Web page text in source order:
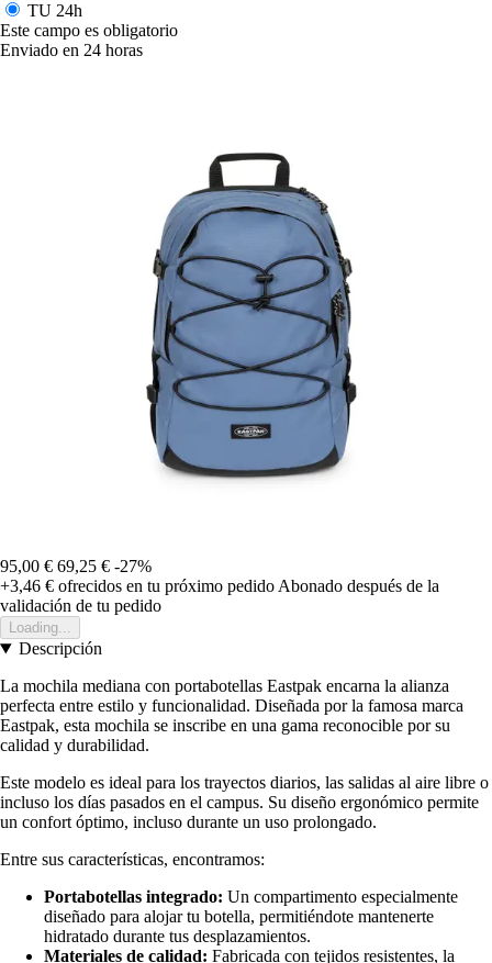
TU 24h
Este campo es obligatorio
Enviado en 24 horas
95,00 € 69,25 € -27%
+3,46 € ofrecidos en tu próximo pedido Abonado después de la
validación de tu pedido
Loading...
Descripción
La mochila mediana con portabotellas Eastpak encarna la alianza
perfecta entre estilo y funcionalidad. Diseñada por la famosa marca
Eastpak, esta mochila se inscribe en una gama reconocible por su
calidad y durabilidad.
Este modelo es ideal para los trayectos diarios, las salidas al aire libre o
incluso los días pasados en el campus. Su diseño ergonómico permite
un confort óptimo, incluso durante un uso prolongado.
Entre sus características, encontramos:
Portabotellas integrado: Un compartimento especialmente
diseñado para alojar tu botella, permitiéndote mantenerte
hidratado durante tus desplazamientos.
Materiales de calidad: Fabricada con tejidos resistentes, la